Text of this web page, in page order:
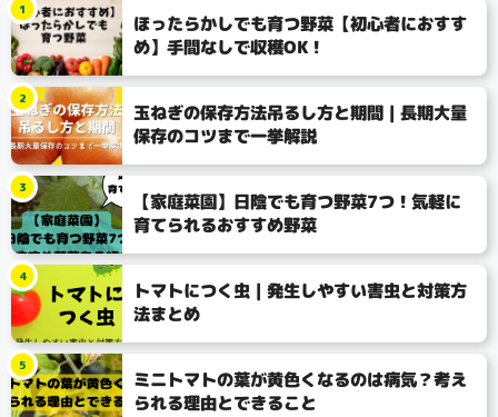
ほったらかしでも育つ野菜【初心者におすす
め】手間なしで収穫OK！
1
玉ねぎの保存方法吊るし方と期間｜長期大量
保存のコツまで一挙解説
2
【家庭菜園】日陰でも育つ野菜7つ！気軽に
育てられるおすすめ野菜
3
トマトにつく虫｜発生しやすい害虫と対策方
法まとめ
4
ミニトマトの葉が黄色くなるのは病気？考え
られる理由とできること
5